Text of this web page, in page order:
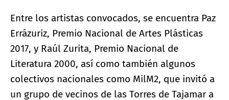
Entre los artistas convocados, se encuentra Paz
Errázuriz, Premio Nacional de Artes Plásticas
2017, y Raúl Zurita, Premio Nacional de
Literatura 2000, así como también algunos
colectivos nacionales como MilM2, que invitó a
un grupo de vecinos de las Torres de Tajamar a